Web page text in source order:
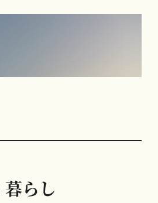
暮らし